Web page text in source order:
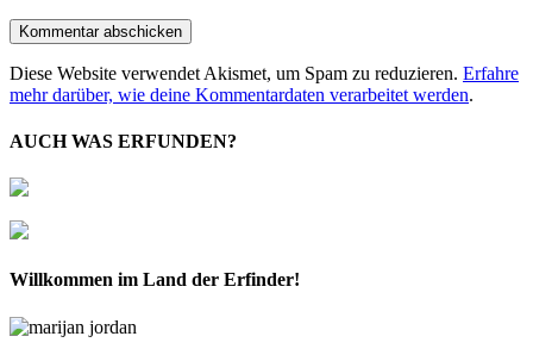
Diese Website verwendet Akismet, um Spam zu reduzieren. Erfahre
mehr darüber, wie deine Kommentardaten verarbeitet werden.
AUCH WAS ERFUNDEN?
Willkommen im Land der Erfinder!